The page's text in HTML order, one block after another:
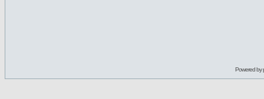
Powered by